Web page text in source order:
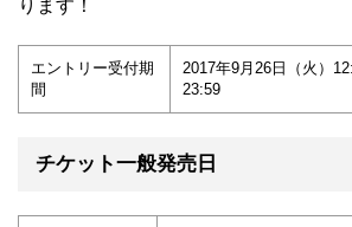
ります！
エントリー受付期
間
2017年9月26日（火）
23:59
チケット一般発売日